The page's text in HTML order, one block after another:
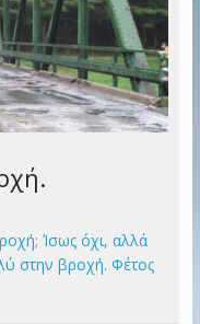
Ίσως όχι, αλλά
στην βροχή. Φέτος